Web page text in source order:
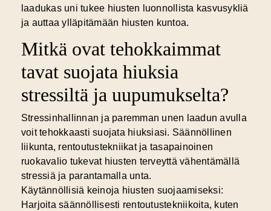
laadukas uni tukee hiusten luonnollista kasvusykliä
ja auttaa ylläpitämään hiusten kuntoa.
Mitkä ovat tehokkaimmat
tavat suojata hiuksia
stressiltä ja uupumukselta?
Stressinhallinnan ja paremman unen laadun avulla
voit tehokkaasti suojata hiuksiasi. Säännöllinen
liikunta, rentoutustekniikat ja tasapainoinen
ruokavalio tukevat hiusten terveyttä vähentämällä
stressiä ja parantamalla unta.
Käytännöllisiä keinoja hiusten suojaamiseksi:
Harjoita säännöllisesti rentoutustekniikoita, kuten